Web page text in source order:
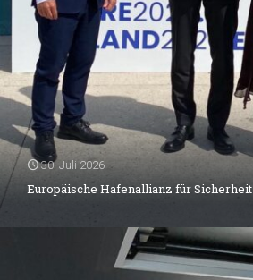
30. Juli 2026
Europäische Hafenallianz für Sicherheit